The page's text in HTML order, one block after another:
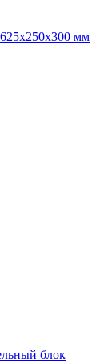
мм
блок